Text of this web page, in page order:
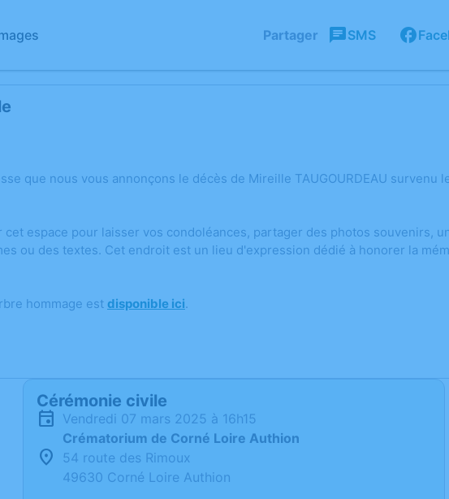
Partager SMS
que nous vous annonçons le décès de Mireille TAUGOURDEAU survenu
espace pour laisser vos condoléances, partager des photos souvenirs,
ou des textes. Cet endroit est un lieu d'expression dédié à honorer la
hommage est disponible ici.
Cérémonie civile
vendredi 07 mars 2025 à 16h15
Crématorium de Corné Loire Authion
54 route des Rimoux
49630 Corné Loire Authion